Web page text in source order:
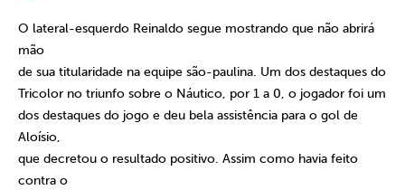
O lateral-esquerdo Reinaldo segue mostrando que não abrirá
mão
de sua titularidade na equipe são-paulina. Um dos destaques do
Tricolor no triunfo sobre o Náutico, por 1 a 0, o jogador foi um
dos destaques do jogo e deu bela assistência para o gol de
Aloísio,
que decretou o resultado positivo. Assim como havia feito
contra o